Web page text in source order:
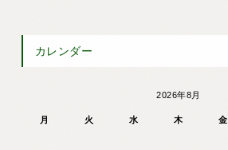
カレンダー
2026年8月
月 火 水 木 金